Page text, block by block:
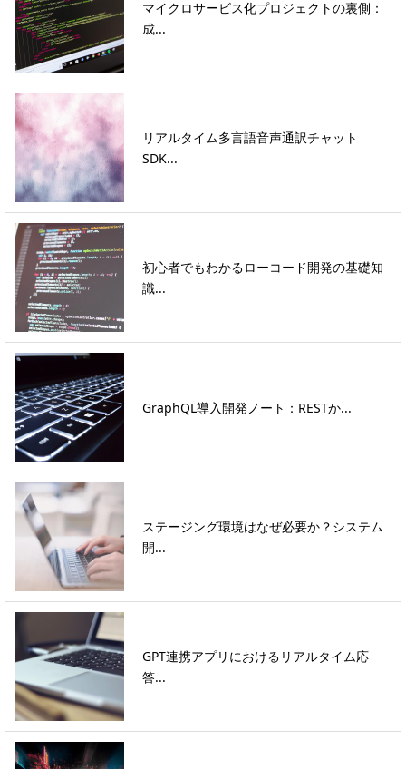
マイクロサービス化プロジェクトの裏側：
成...
リアルタイム多言語音声通訳チャット
SDK...
初心者でもわかるローコード開発の基礎知
識...
GraphQL導入開発ノート：RESTか...
ステージング環境はなぜ必要か？システム
開...
GPT連携アプリにおけるリアルタイム応
答...